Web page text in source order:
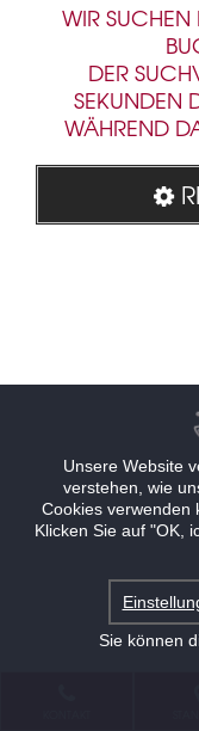
WIR SUCHEN
DER
SEKUNDEN
WÄHREND
Unsere Website
verstehen, wie
Cookies verwenden
Klicken Sie auf "OK,
Sie können